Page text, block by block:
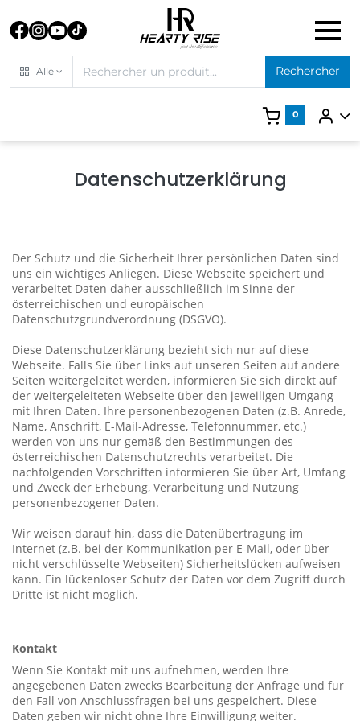
Alle Rechercher
0
Datenschutzerklärung
Der Schutz und die Sicherheit Ihrer persönlichen Daten sind
uns ein wichtiges Anliegen. Diese Webseite speichert und
verarbeitet Daten daher ausschließlich im Sinne der
österreichischen und europäischen
Datenschutzgrundverordnung (DSGVO).
Diese Datenschutzerklärung bezieht sich nur auf diese
Webseite. Falls Sie über Links auf unseren Seiten auf andere
Seiten weitergeleitet werden, informieren Sie sich direkt auf
der weitergeleiteten Webseite über den jeweiligen Umgang
mit Ihren Daten. Ihre personenbezogenen Daten (z.B. Anrede,
Name, Anschrift, E-Mail-Adresse, Telefonnummer, etc.)
werden von uns nur gemäß den Bestimmungen des
österreichischen Datenschutzrechts verarbeitet. Die
nachfolgenden Vorschriften informieren Sie über Art, Umfang
und Zweck der Erhebung, Verarbeitung und Nutzung
personenbezogener Daten.
Wir weisen darauf hin, dass die Datenübertragung im
Internet (z.B. bei der Kommunikation per E-Mail, oder über
nicht verschlüsselte Webseiten) Sicherheitslücken aufweisen
kann. Ein lückenloser Schutz der Daten vor dem Zugriff durch
Dritte ist nicht möglich.
Kontakt
Wenn Sie Kontakt mit uns aufnehmen, werden Ihre
angegebenen Daten zwecks Bearbeitung der Anfrage und für
den Fall von Anschlussfragen bei uns gespeichert. Diese
Daten geben wir nicht ohne Ihre Einwilligung weiter.